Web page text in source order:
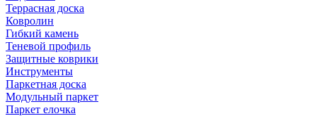
Террасная доска
Ковролин
Гибкий камень
Теневой профиль
Защитные коврики
Инструменты
Паркетная доска
Модульный паркет
Паркет елочка